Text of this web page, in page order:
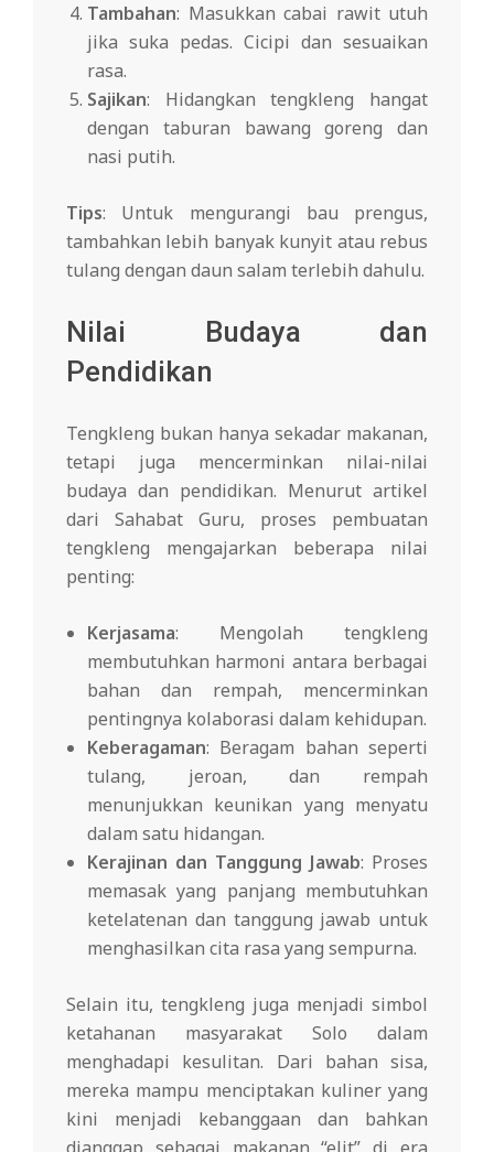
Tambahan: Masukkan cabai rawit utuh
jika suka pedas. Cicipi dan sesuaikan
rasa.
Sajikan: Hidangkan tengkleng hangat
dengan taburan bawang goreng dan
nasi putih.
Tips: Untuk mengurangi bau prengus,
tambahkan lebih banyak kunyit atau rebus
tulang dengan daun salam terlebih dahulu.
Nilai Budaya dan
Pendidikan
Tengkleng bukan hanya sekadar makanan,
tetapi juga mencerminkan nilai-nilai
budaya dan pendidikan. Menurut artikel
dari Sahabat Guru, proses pembuatan
tengkleng mengajarkan beberapa nilai
penting:
Kerjasama: Mengolah tengkleng
membutuhkan harmoni antara berbagai
bahan dan rempah, mencerminkan
pentingnya kolaborasi dalam kehidupan.
Keberagaman: Beragam bahan seperti
tulang, jeroan, dan rempah
menunjukkan keunikan yang menyatu
dalam satu hidangan.
Kerajinan dan Tanggung Jawab: Proses
memasak yang panjang membutuhkan
ketelatenan dan tanggung jawab untuk
menghasilkan cita rasa yang sempurna.
Selain itu, tengkleng juga menjadi simbol
ketahanan masyarakat Solo dalam
menghadapi kesulitan. Dari bahan sisa,
mereka mampu menciptakan kuliner yang
kini menjadi kebanggaan dan bahkan